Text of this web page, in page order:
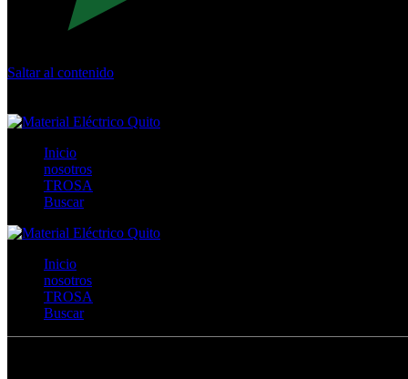
Saltar al contenido
Inicio
nosotros
TROSA
Buscar
Inicio
nosotros
TROSA
Buscar